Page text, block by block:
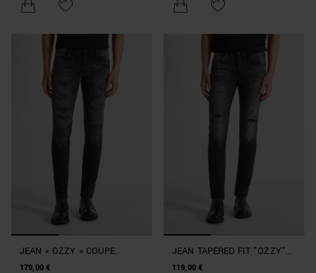
JEAN « OZZY » COUPE
TAPERED SUPER DESTROYED
179,00 €
JEAN TAPERED FIT "OZZY"
EN DENIM NOIR AVEC
119,00 €